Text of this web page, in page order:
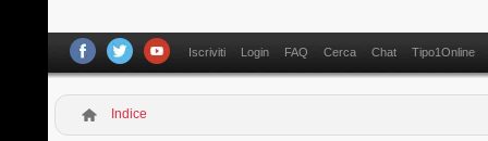
Iscriviti Login FAQ Cerca Chat Tipo1Online
Indice